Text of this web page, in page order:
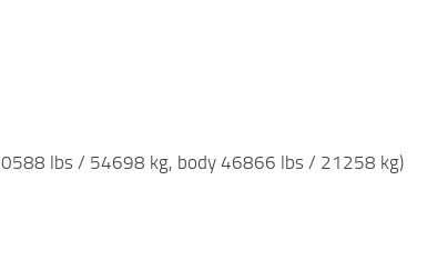
lbs / 54698 kg, body 46866 lbs / 21258 kg)